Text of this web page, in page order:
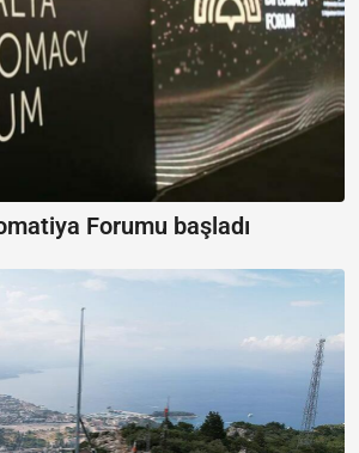
Forumu başladı